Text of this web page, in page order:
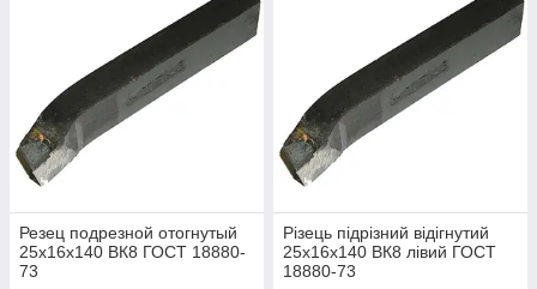
Резец подрезной отогнутый
25х16х140 ВК8 ГОСТ 18880-
73
Різець підрізний відігнутий
25х16х140 ВК8 лівий ГОСТ
18880-73